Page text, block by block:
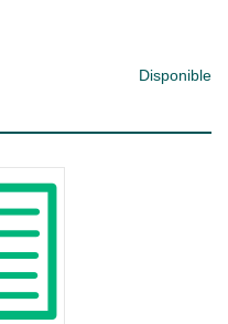
Disponible